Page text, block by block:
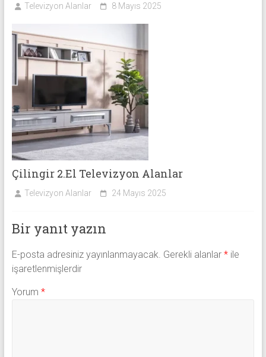
Televizyon Alanlar 8 Mayıs 2025
Çilingir 2.El Televizyon Alanlar
Televizyon Alanlar 24 Mayıs 2025
Bir yanıt yazın
E-posta adresiniz yayınlanmayacak. Gerekli alanlar *ile
işaretlenmişlerdir
Yorum *